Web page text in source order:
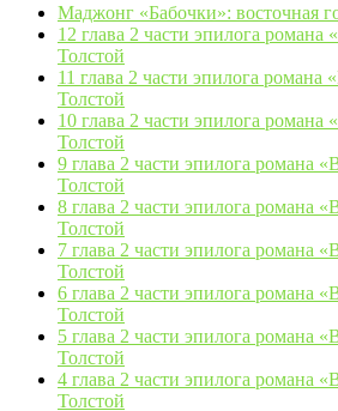
Маджонг «Бабочки»: восточная
12 глава 2 части эпилога
Толстой
11 глава 2 части эпилога
Толстой
10 глава 2 части эпилога
Толстой
9 глава 2 части эпилога романа
Толстой
8 глава 2 части эпилога романа
Толстой
7 глава 2 части эпилога романа
Толстой
6 глава 2 части эпилога романа
Толстой
5 глава 2 части эпилога романа
Толстой
4 глава 2 части эпилога романа
Толстой